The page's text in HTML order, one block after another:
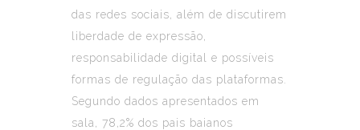
das redes sociais, além de discutirem
liberdade de expressão,
responsabilidade digital e possíveis
formas de regulação das plataformas.
Segundo dados apresentados em
sala, 78,2% dos pais baianos